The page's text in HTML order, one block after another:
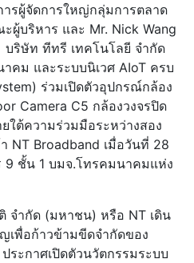
ารผู้จัดการใหญ่กลุ่มการตลาด
ผู้บริหาร และ Mr. Nick Wang
ริษัท ทีทรี เทคโนโลยี จำกัด
คม และระบบนิเวศ AIoT ครบ
ร่วมเปิดตัวอุปกรณ์กล้อง
Camera C5 กล้องวงจรปิด
ใต้ความร่วมมือระหว่างสอง
NT Broadband เมื่อวันที่ 28
ชั้น 1 บมจ.โทรคมนาคมแห่ง
จำกัด (มหาชน) หรือ NT เดิน
เพื่อก้าวข้ามขีดจำกัดของ
ะกาศเปิดตัวนวัตกรรมระบบ